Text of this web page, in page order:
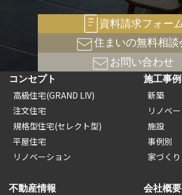
資料請求フォー
住まいの無料相談
お問い合わせ
コンセプト
高級住宅(GRAND LIV)
注文住宅
規格型住宅(セレクト型)
平屋住宅
リノベーション
施工事例
新築
リノベ
施設
事例別
家づく
不動産情報
会社概要